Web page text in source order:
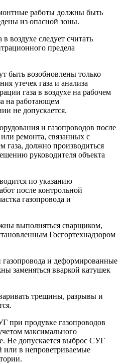
работы должны быть
из опасной зоны.
воздухе следует считать
предела
быть возобновлены только
утечек газа и анализа
газа в воздухе на рабочем
на работающем
не допускается.
и газопроводов после
ремонта, связанных с
газа, должно производиться
руководителя объекта
по указанию
после контрольной
газопровода и
выполняться сварщиком,
Госгортехнадзором
и деформированные
заменяться вваркой катушек
трещины, разрывы и
при продувке газопроводов
максимального
Не допускается выброс СУГ
или в непроветриваемые